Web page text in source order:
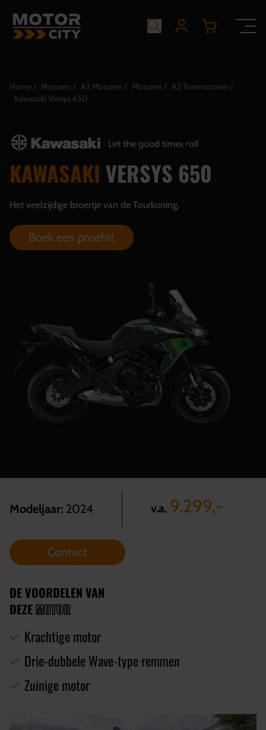
Home Motoren A2 Motoren Motoren
A2 Toermotoren
Kawasaki Versys 650
KAWASAKI VERSYS 650
Het veelzijdige broertje van de Tourkoning.
Boek een proefrit
Modeljaar: 2024 v.a. 9.299,-
Contact
DE VOORDELEN VAN
DEZEMOTOR
Krachtige motor
Drie-dubbele Wave-type remmen
Zuinige motor